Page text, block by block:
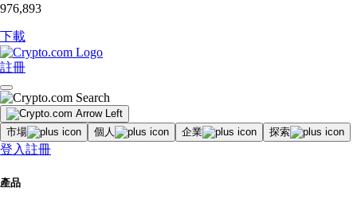
976,893
下載
註冊
市場 個人 企業 探索
登入註冊
產品